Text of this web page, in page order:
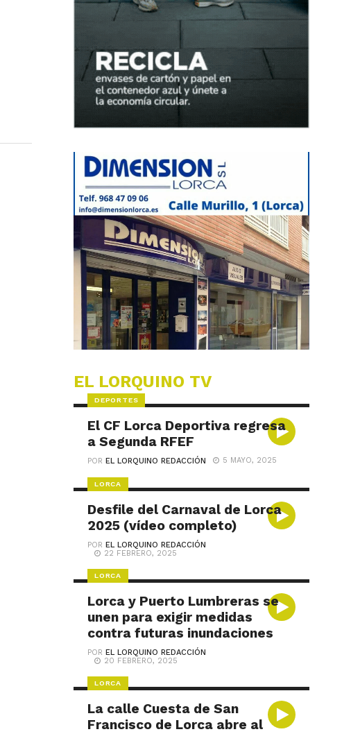
EL LORQUINO TV
DEPORTES
El CF Lorca Deportiva regresa
a Segunda RFEF
POREL LORQUINO REDACCIÓN 5 MAYO, 2025
LORCA
Desfile del Carnaval de Lorca
2025 (vídeo completo)
POREL LORQUINO REDACCIÓN
22 FEBRERO, 2025
LORCA
Lorca y Puerto Lumbreras se
unen para exigir medidas
contra futuras inundaciones
POREL LORQUINO REDACCIÓN
20 FEBRERO, 2025
LORCA
La calle Cuesta de San
Francisco de Lorca abre al